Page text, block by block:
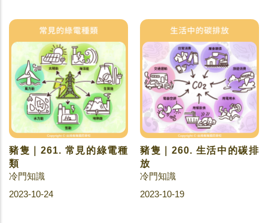
豬隻｜261. 常見的綠電種
類
冷門知識
2023-10-24
豬隻｜260. 生活中的碳排
放
冷門知識
2023-10-19